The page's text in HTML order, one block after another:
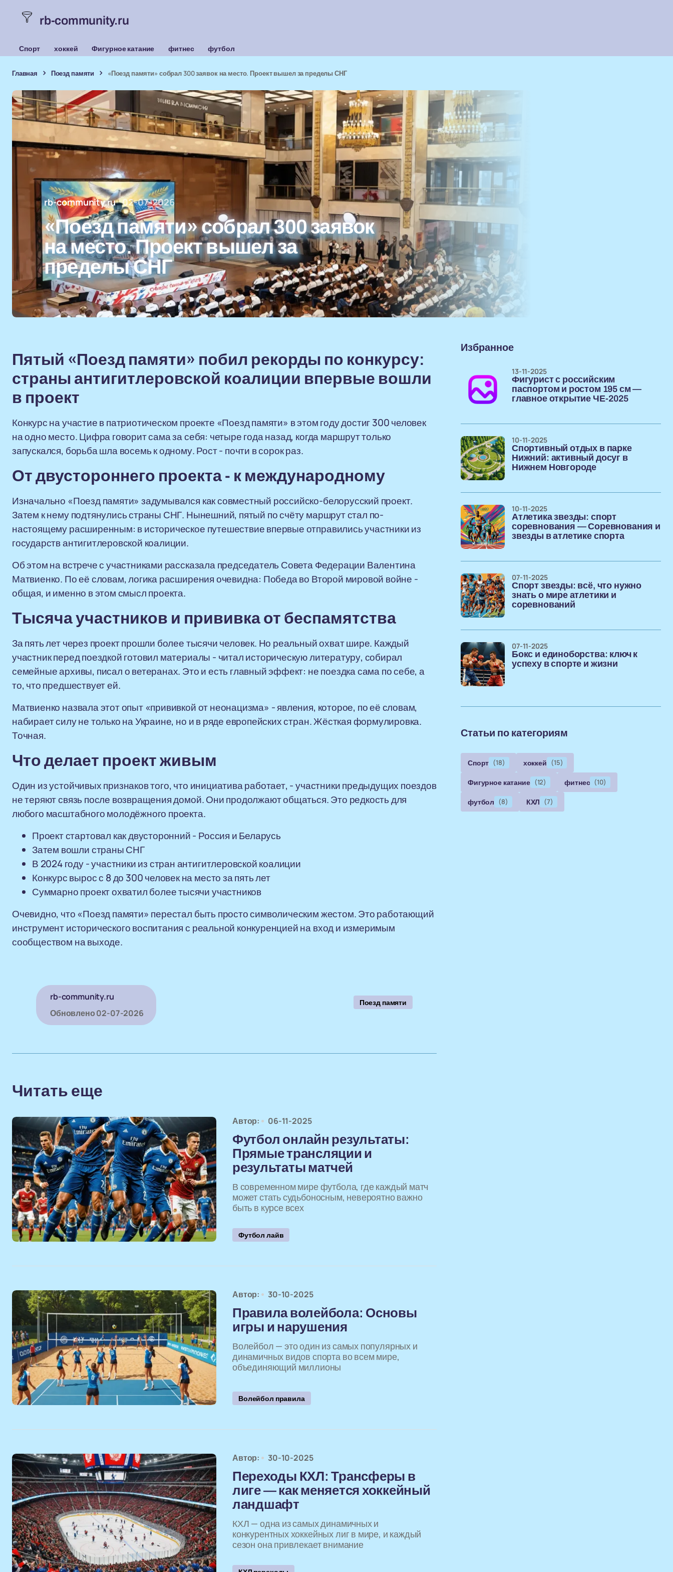
rb-community.ru
Спорт хоккей Фигурное катание фитнес футбол
Главная Поезд памяти «Поезд памяти» собрал 300 заявок на место. Проект вышел за пределы СНГ
rb-community.ru 02-07-2026
«Поезд памяти» собрал 300 заявок
на место. Проект вышел за
пределы СНГ
Пятый «Поезд памяти» побил рекорды по конкурсу:
страны антигитлеровской коалиции впервые вошли
в проект
Конкурс на участие в патриотическом проекте «Поезд памяти» в этом году достиг 300 человек
на одно место. Цифра говорит сама за себя: четыре года назад, когда маршрут только
запускался, борьба шла восемь к одному. Рост - почти в сорок раз.
От двустороннего проекта - к международному
Изначально «Поезд памяти» задумывался как совместный российско-белорусский проект.
Затем к нему подтянулись страны СНГ. Нынешний, пятый по счёту маршрут стал по-
настоящему расширенным: в историческое путешествие впервые отправились участники из
государств антигитлеровской коалиции.
Об этом на встрече с участниками рассказала председатель Совета Федерации Валентина
Матвиенко. По её словам, логика расширения очевидна: Победа во Второй мировой войне -
общая, и именно в этом смысл проекта.
Тысяча участников и прививка от беспамятства
За пять лет через проект прошли более тысячи человек. Но реальный охват шире. Каждый
участник перед поездкой готовил материалы - читал историческую литературу, собирал
семейные архивы, писал о ветеранах. Это и есть главный эффект: не поездка сама по себе, а
то, что предшествует ей.
Матвиенко назвала этот опыт «прививкой от неонацизма» - явления, которое, по её словам,
набирает силу не только на Украине, но и в ряде европейских стран. Жёсткая формулировка.
Точная.
Что делает проект живым
Один из устойчивых признаков того, что инициатива работает, - участники предыдущих поездов
не теряют связь после возвращения домой. Они продолжают общаться. Это редкость для
любого масштабного молодёжного проекта.
Проект стартовал как двусторонний - Россия и Беларусь
Затем вошли страны СНГ
В 2024 году - участники из стран антигитлеровской коалиции
Конкурс вырос с 8 до 300 человек на место за пять лет
Суммарно проект охватил более тысячи участников
Очевидно, что «Поезд памяти» перестал быть просто символическим жестом. Это работающий
инструмент исторического воспитания с реальной конкуренцией на вход и измеримым
сообществом на выходе.
rb-community.ru
Обновлено02-07-2026
Поезд памяти
Читать еще
Автор: 06-11-2025
Футбол онлайн результаты:
Прямые трансляции и
результаты матчей
В современном мире футбола, где каждый матч
может стать судьбоносным, невероятно важно
быть в курсе всех
Футбол лайв
Автор: 30-10-2025
Правила волейбола: Основы
игры и нарушения
Волейбол — это один из самых популярных и
динамичных видов спорта во всем мире,
объединяющий миллионы
Волейбол правила
Автор: 30-10-2025
Переходы КХЛ: Трансферы в
лиге — как меняется хоккейный
ландшафт
КХЛ — одна из самых динамичных и
конкурентных хоккейных лиг в мире, и каждый
сезон она привлекает внимание
Избранное
Фигурист с российским
паспортом и ростом 195 см —
главное открытие ЧЕ-2025
13-11-2025
Спортивный отдых в парке
Нижний: активный досуг в
Нижнем Новгороде
10-11-2025
Атлетика звезды: спорт
соревнования — Соревнования и
звезды в атлетике спорта
10-11-2025
Спорт звезды: всё, что нужно
знать о мире атлетики и
соревнований
07-11-2025
Бокс и единоборства: ключ к
успеху в спорте и жизни
07-11-2025
Статьи по категориям
Спорт (18) хоккей (15)
Фигурное катание (12) фитнес (10)
футбол (8) КХЛ (7)